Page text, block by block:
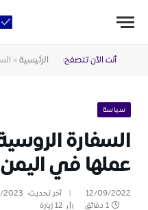
أنت الآن تتصفح: الرئيسية »
سياسة
السفارة
عملها في اليمن
12/09/2022 آخر تحديث: 2023
1 دقائق
12زيارة